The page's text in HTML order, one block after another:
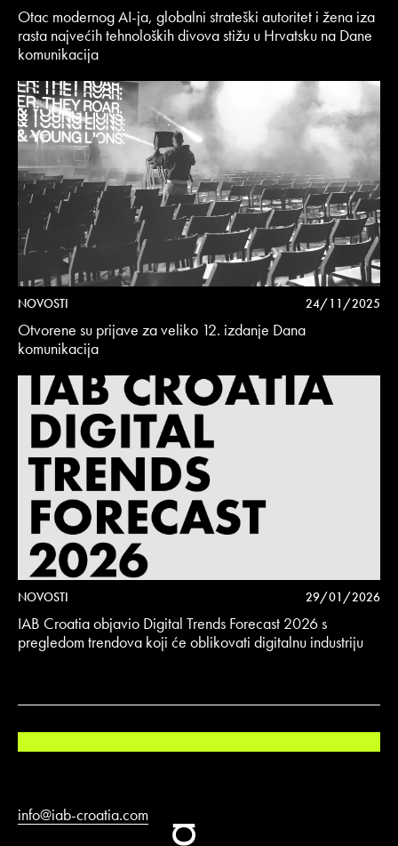
Otac modernog AI-ja, globalni strateški autoritet i žena iza
rasta najvećih tehnoloških divova stižu u Hrvatsku na Dane
komunikacija
NOVOSTI 24/11/2025
Otvorene su prijave za veliko 12. izdanje Dana
komunikacija
NOVOSTI 29/01/2026
IAB Croatia objavio Digital Trends Forecast 2026 s
pregledom trendova koji će oblikovati digitalnu industriju
info@iab-croatia.com